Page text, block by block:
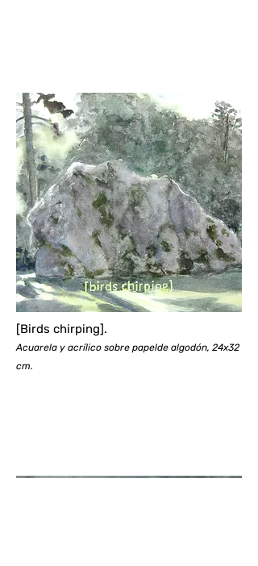
[Birds chirping].
Acuarela y acrílico sobre papelde algodón, 24x32
cm.